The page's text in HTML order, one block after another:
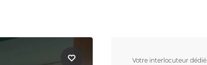
Votre interlocuteur dédié